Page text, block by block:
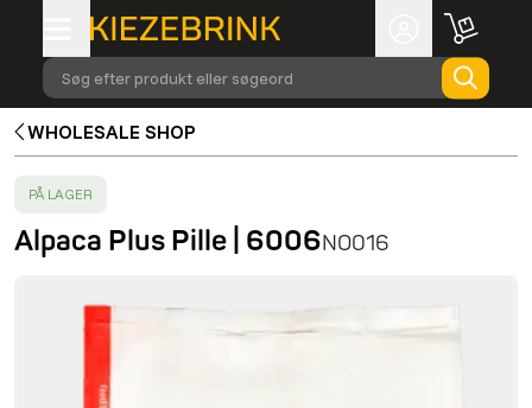
Søg efter produkt eller søgeord
WHOLESALE SHOP
SUCCESS
PÅ LAGER
Alpaca Plus Pille | 6006NO016